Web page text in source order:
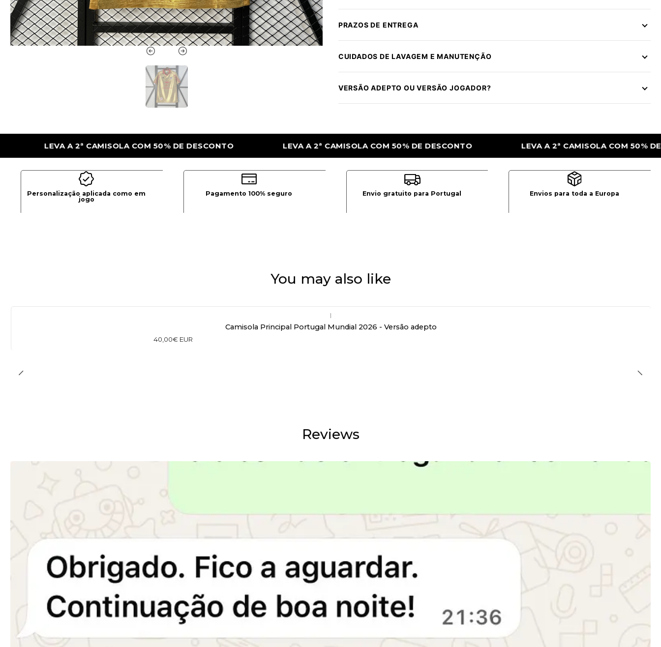
PRAZOS DE ENTREGA
CUIDADOS DE LAVAGEM E MANUTENÇÃO
VERSÃO ADEPTO OU VERSÃO JOGADOR?
DE DESCONTO LEVA A 2ª CAMISOLA COM 50% DE DESCONTO LEVA A 2ª CAMISOLA COM 50% DE DESCONTO LEVA A 2ª
Personalização aplicada como em
jogo
Pagamento 100% seguro Envio gratuito para Portugal Envios para toda a Europa
You may also like
|
Camisola Principal Portugal Mundial 2026 - Versão adepto
40,00€ EUR
Reviews